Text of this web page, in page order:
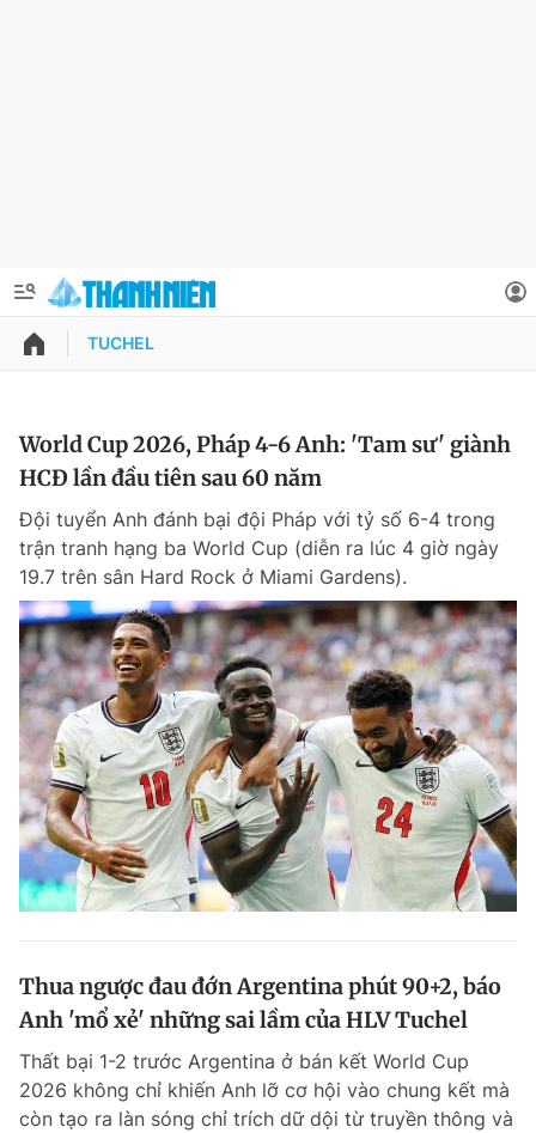
QUẢNG CÁO
Chuyên mục khác
Chào ngày mới Tin 24h
Tin thị trường Tin 360
Video Magazine
Sản phẩm khác
Tiện ích Bạn cần biết
Thông tin tòa soạn Liên hệ quảng cáo
Thông tin tài khoản
Đổi mật khẩu
Tin đã lưu
Tin đã xem
Đăng xuất
TUCHEL
World Cup 2026, Pháp 4-6 Anh: 'Tam sư' giành
HCĐ lần đầu tiên sau 60 năm
Đội tuyển Anh đánh bại đội Pháp với tỷ số 6-4 trong
trận tranh hạng ba World Cup (diễn ra lúc 4 giờ ngày
19.7 trên sân Hard Rock ở Miami Gardens).
Thua ngược đau đớn Argentina phút 90+2, báo
Anh 'mổ xẻ' những sai lầm của HLV Tuchel
Thất bại 1-2 trước Argentina ở bán kết World Cup
2026 không chỉ khiến Anh lỡ cơ hội vào chung kết mà
còn tạo ra làn sóng chỉ trích dữ dội từ truyền thông và